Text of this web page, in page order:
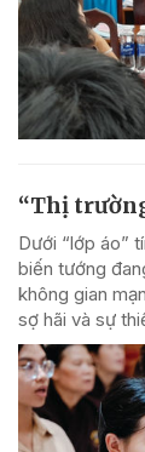
“Thị
Dưới “lớp áo”
biến tướng
không gian
sợ hãi và sự